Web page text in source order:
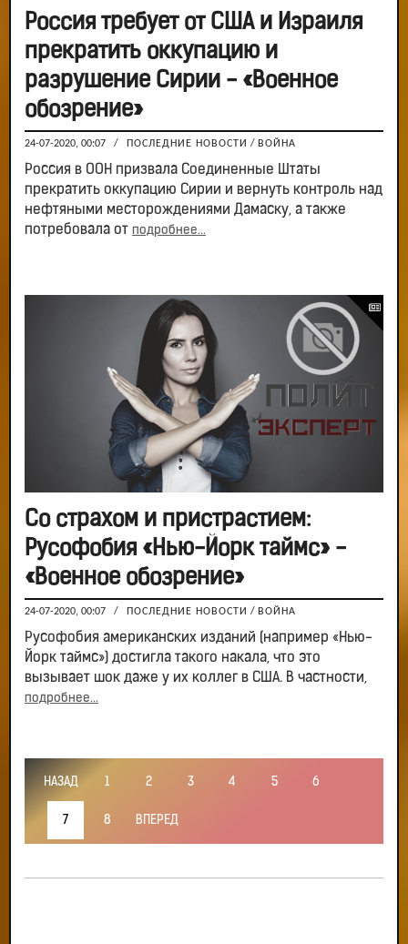
Россия требует от США и Израиля
прекратить оккупацию и
разрушение Сирии - «Военное
обозрение»
24-07-2020, 00:07 / ПОСЛЕДНИЕ НОВОСТИ / ВОЙНА
Россия в ООН призвала Соединенные Штаты
прекратить оккупацию Сирии и вернуть контроль над
нефтяными месторождениями Дамаску, а также
потребовала от подробнее...
Со страхом и пристрастием:
Русофобия «Нью-Йорк таймс» -
«Военное обозрение»
24-07-2020, 00:07 / ПОСЛЕДНИЕ НОВОСТИ / ВОЙНА
Русофобия американских изданий (например «Нью-
Йорк таймс») достигла такого накала, что это
вызывает шок даже у их коллег в США. В частности,
подробнее...
НАЗАД 1 2 3 4 5 6
7 8 ВПЕРЕД